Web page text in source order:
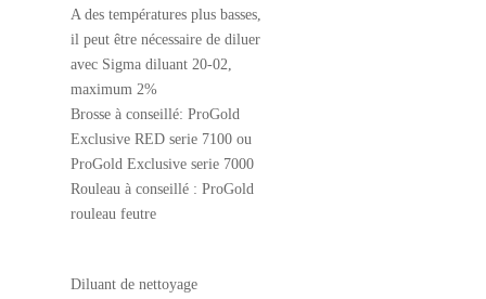
A des températures plus basses,
il peut être nécessaire de diluer
avec Sigma diluant 20-02,
maximum 2%
Brosse à conseillé: ProGold
Exclusive RED serie 7100 ou
ProGold Exclusive serie 7000
Rouleau à conseillé : ProGold
rouleau feutre
Diluant de nettoyage